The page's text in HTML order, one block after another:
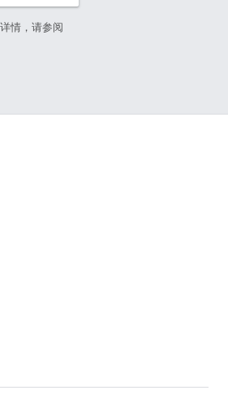
情，请参阅